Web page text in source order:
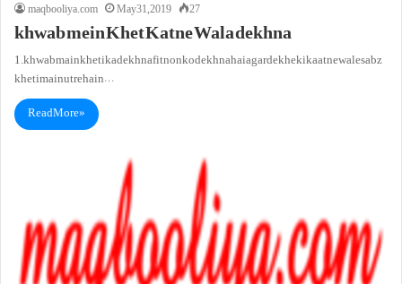
maqbooliya.com May 31, 2019 27
khwab mein Khet Katne Wala dekhna
1. khwab main kheti ka dekhna fitnon ko dekhna hai agar dekhe ki kaatne wale sabz
kheti main utre hain…
Read More »